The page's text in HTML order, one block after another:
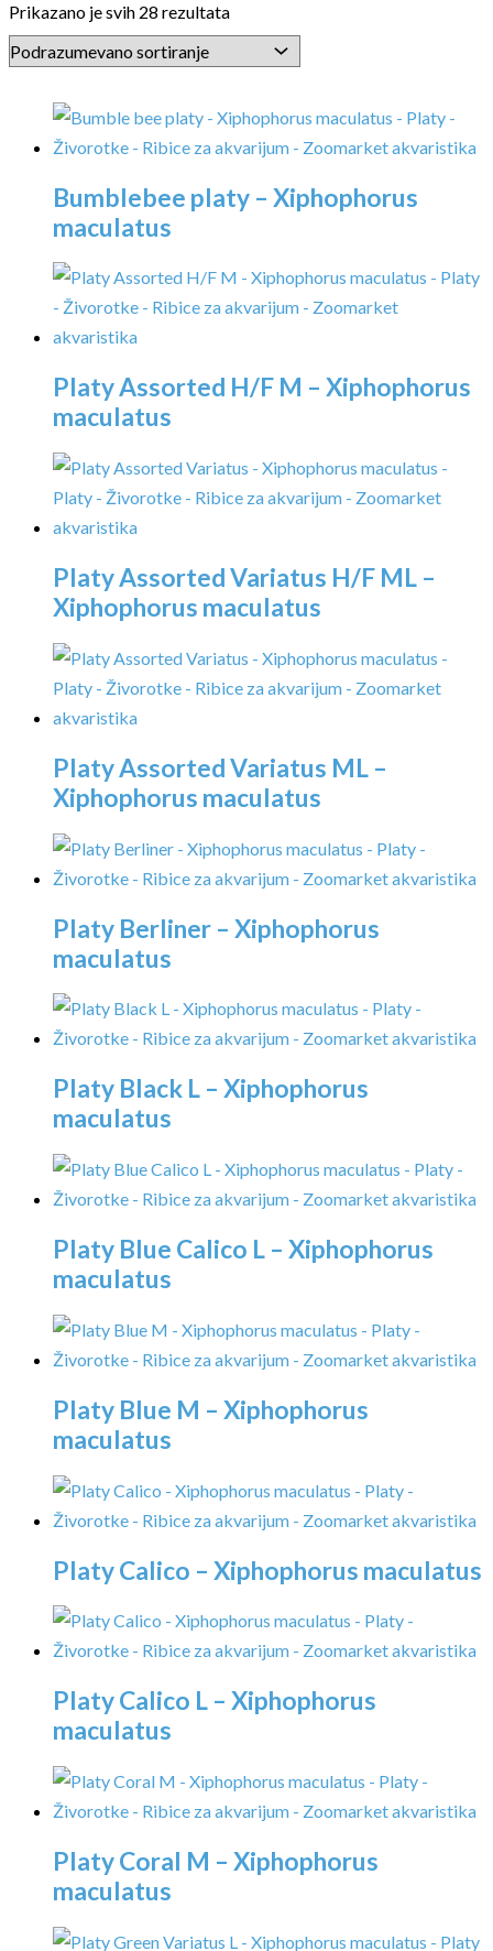
Prikazano je svih 28 rezultata
Bumblebee platy – Xiphophorus
maculatus
Platy Assorted H/F M – Xiphophorus
maculatus
Platy Assorted Variatus H/F ML –
Xiphophorus maculatus
Platy Assorted Variatus ML –
Xiphophorus maculatus
Platy Berliner – Xiphophorus
maculatus
Platy Black L – Xiphophorus
maculatus
Platy Blue Calico L – Xiphophorus
maculatus
Platy Blue M – Xiphophorus
maculatus
Platy Calico – Xiphophorus maculatus
Platy Calico L – Xiphophorus
maculatus
Platy Coral M – Xiphophorus
maculatus